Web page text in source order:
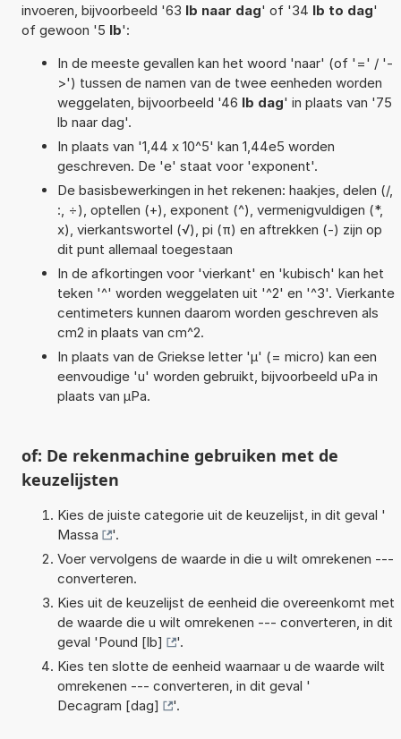
invoeren, bijvoorbeeld '63 lb naar dag' of '34 lb to dag'
of gewoon '5 lb':
In de meeste gevallen kan het woord 'naar' (of '=' / '-
>') tussen de namen van de twee eenheden worden
weggelaten, bijvoorbeeld '46 lb dag' in plaats van '75
lb naar dag'.
In plaats van '1,44 x 10^5' kan 1,44e5 worden
geschreven. De 'e' staat voor 'exponent'.
De basisbewerkingen in het rekenen: haakjes, delen (/,
:, ÷), optellen (+), exponent (^), vermenigvuldigen (*,
x), vierkantswortel (√), pi (π) en aftrekken (-) zijn op
dit punt allemaal toegestaan
In de afkortingen voor 'vierkant' en 'kubisch' kan het
teken '^' worden weggelaten uit '^2' en '^3'. Vierkante
centimeters kunnen daarom worden geschreven als
cm2 in plaats van cm^2.
In plaats van de Griekse letter 'µ' (= micro) kan een
eenvoudige 'u' worden gebruikt, bijvoorbeeld uPa in
plaats van µPa.
of: De rekenmachine gebruiken met de
keuzelijsten
Kies de juiste categorie uit de keuzelijst, in dit geval '
Massa
'.
Voer vervolgens de waarde in die u wilt omrekenen ---
converteren.
Kies uit de keuzelijst de eenheid die overeenkomt met
de waarde die u wilt omrekenen --- converteren, in dit
geval 'Pound [lb]
'.
Kies ten slotte de eenheid waarnaar u de waarde wilt
omrekenen --- converteren, in dit geval '
Decagram [dag]
'.